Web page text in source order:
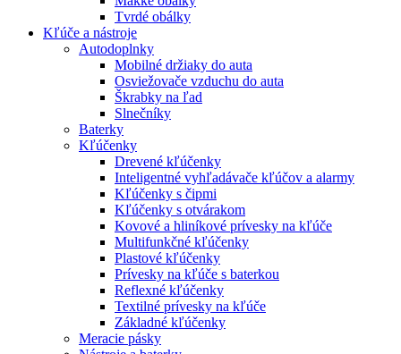
Tvrdé obálky
Kľúče a nástroje
Autodoplnky
Mobilné držiaky do auta
Osviežovače vzduchu do auta
Škrabky na ľad
Slnečníky
Baterky
Kľúčenky
Drevené kľúčenky
Inteligentné vyhľadávače kľúčov a alarmy
Kľúčenky s čipmi
Kľúčenky s otvárakom
Kovové a hliníkové prívesky na kľúče
Multifunkčné kľúčenky
Plastové kľúčenky
Prívesky na kľúče s baterkou
Reflexné kľúčenky
Textilné prívesky na kľúče
Základné kľúčenky
Meracie pásky